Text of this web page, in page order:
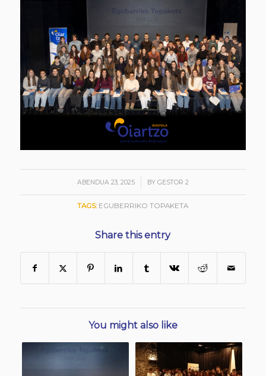
ABENDUA 23, 2025
/ BY GESTOR 2
TAGS: EGUBERRIKO TOPAKETA
Share this entry
You might also like